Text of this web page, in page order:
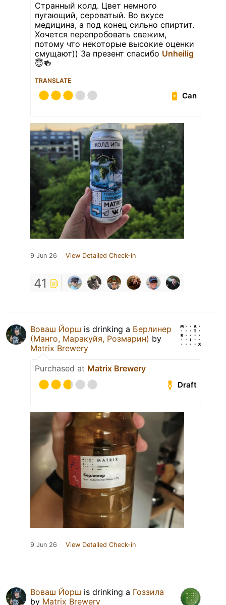
Странный колд. Цвет немного
пугающий, сероватый. Во вкусе
медицина, а под конец сильно спиртит.
Хочется перепробовать свежим,
потому что некоторые высокие оценки
смущают)) За презент спасибо Unheilig
😇🍻
TRANSLATE
Can
9 Jun 26 View Detailed Check-in
41
Воваш Йорш is drinking a Берлинер
(Манго, Маракуйя, Розмарин) by
Matrix Brewery
Purchased at Matrix Brewery
Draft
9 Jun 26 View Detailed Check-in
Воваш Йорш is drinking a Гоззила
by Matrix Brewery